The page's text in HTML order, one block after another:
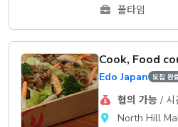
풀타임
Cook, Food
Edo Japan 모집 완
협의 가능 / 시
North Hill